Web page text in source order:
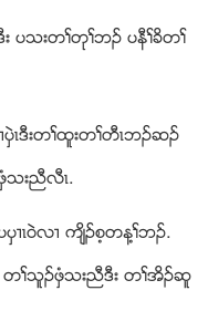
ပသးတႈတုႈဘဥ ပနီႈခိတႈ
ဒီးတႈထူးတႈတီၚဘဥဆဥ
သးညီလီၚ.
႕ၚဝဲလ႕ က်ိဥစ့တန႔ႈဘဥ.
တႈသူဥဖွံသးညီဒီး တႈအိဥဆူ